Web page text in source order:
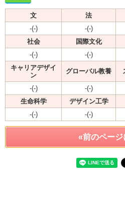
文 法
-(-)
-(-)
社会
国際文化
-(-)
-(-)
キャリアデザイ
ン
グローバル教養
-(-) -(-)
生命科学
デザイン工学
-(-)
-(-)
«前のページ